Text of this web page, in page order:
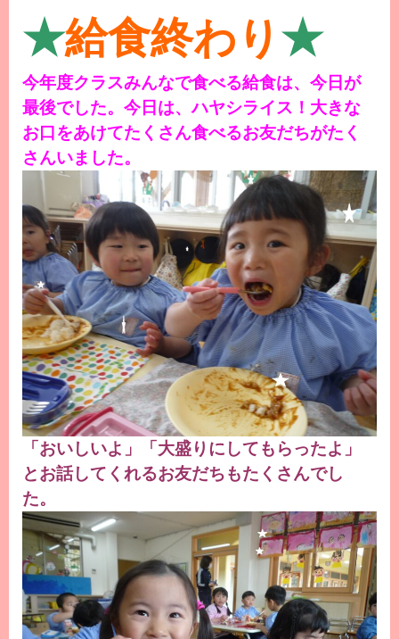
★給食終わり ★
今年度クラスみんなで食べる給食は、今日が
最後でした。今日は、ハヤシライス！大きな
お口をあけてたくさん食べるお友だちがたく
さんいました。
「おいしいよ」「大盛りにしてもらったよ」
とお話してくれるお友だちもたくさんでし
た。